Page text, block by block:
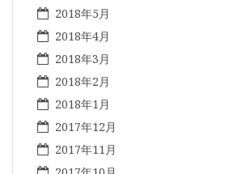
2018年5月
2018年4月
2018年3月
2018年2月
2018年1月
2017年12月
2017年11月